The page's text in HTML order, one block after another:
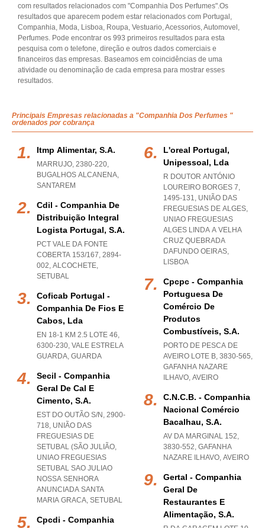
com resultados relacionados com "Companhia Dos Perfumes".Os
resultados que aparecem podem estar relacionados com Portugal,
Companhia, Moda, Lisboa, Roupa, Vestuario, Acessorios, Automovel,
Perfumes. Pode encontrar os 993 primeiros resultados para esta
pesquisa com o telefone, direção e outros dados comerciais e
financeiros das empresas. Baseamos em coincidências de uma
atividade ou denominação de cada empresa para mostrar esses
resultados.
Principais Empresas relacionadas a "Companhia Dos Perfumes "
ordenados por cobrança
Itmp Alimentar, S.a.
MARRUJO, 2380-220,
BUGALHOS ALCANENA,
SANTAREM
Cdil - Companhia De
Distribuição Integral
Logista Portugal, S.a.
PCT VALE DA FONTE
COBERTA 153/167, 2894-
002, ALCOCHETE,
SETUBAL
Coficab Portugal -
Companhia De Fios E
Cabos, Lda
EN 18-1 KM 2.5 LOTE 46,
6300-230, VALE ESTRELA
GUARDA, GUARDA
Secil - Companhia
Geral De Cal E
Cimento, S.a.
EST DO OUTÃO S/N, 2900-
718, UNIÃO DAS
FREGUESIAS DE
SETUBAL (SÃO JULIÃO,
UNIAO FREGUESIAS
SETUBAL SAO JULIAO
NOSSA SENHORA
ANUNCIADA SANTA
MARIA GRACA, SETUBAL
Cpcdi - Companhia
L'oreal Portugal,
Unipessoal, Lda
R DOUTOR ANTÓNIO
LOUREIRO BORGES 7,
1495-131, UNIÃO DAS
FREGUESIAS DE ALGES,
UNIAO FREGUESIAS
ALGES LINDA A VELHA
CRUZ QUEBRADA
DAFUNDO OEIRAS,
LISBOA
Cpcpc - Companhia
Portuguesa De
Comércio De
Produtos
Combustíveis, S.a.
PORTO DE PESCA DE
AVEIRO LOTE B, 3830-565,
GAFANHA NAZARE
ILHAVO, AVEIRO
C.n.c.b. - Companhia
Nacional Comércio
Bacalhau, S.a.
AV DA MARGINAL 152,
3830-552, GAFANHA
NAZARE ILHAVO, AVEIRO
Gertal - Companhia
Geral De
Restaurantes E
Alimentação, S.a.